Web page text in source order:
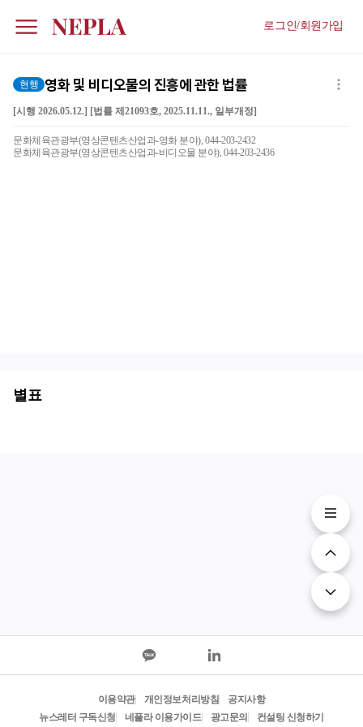
로그인/회원가입
현행 영화 및 비디오물의 진흥에 관한 법률
[시행 2026.05.12.] [법률 제21093호, 2025.11.11., 일부개정]
문화체육관광부(영상콘텐츠산업과-영화 분야), 044-203-2432
문화체육관광부(영상콘텐츠산업과-비디오물 분야), 044-203-2436
별표
이용약관 개인정보처리방침
공지사항
뉴스레터 구독신청
네플라 이용가이드 광고문의 컨설팅 신청하기